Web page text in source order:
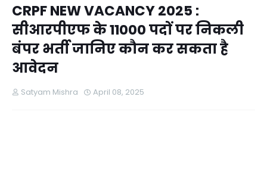
CRPF NEW VACANCY 2025 :
सीआरपीएफ के 11000 पदों पर निकली
बंपर भर्ती जानिए कौन कर सकता है
आवेदन
Satyam Mishra April 08, 2025